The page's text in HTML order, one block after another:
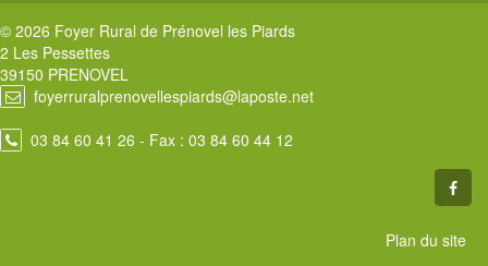
© 2026 Foyer Rural de Prénovel les Piards
2 Les Pessettes
39150 PRENOVEL
foyerruralprenovellespiards@laposte.net
03 84 60 41 26 - Fax : 03 84 60 44 12
Plan du site